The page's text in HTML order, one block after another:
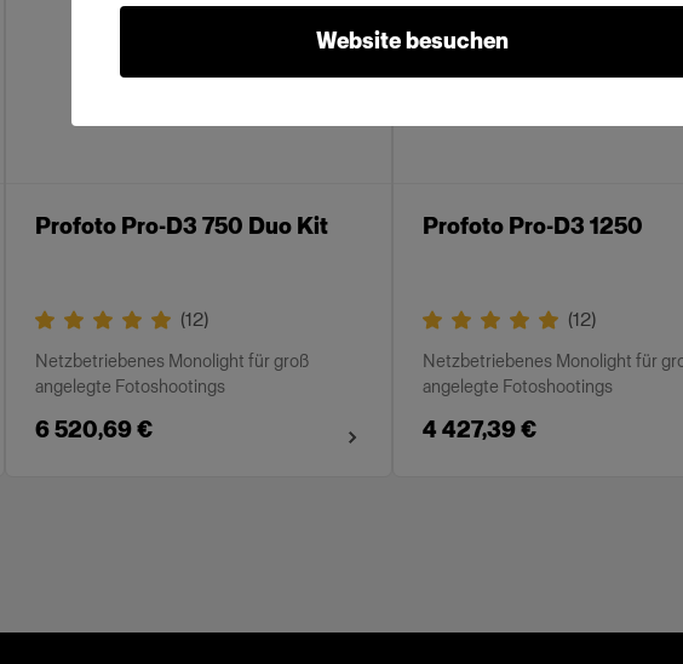
Website besuchen
Profoto Pro-D3 750 Duo Kit
(12)
Netzbetriebenes Monolight für groß
angelegte Fotoshootings
6 520,69 €
Profoto Pro-D3 1250
(12)
Netzbetriebenes Monolight für
angelegte Fotoshootings
4 427,39 €